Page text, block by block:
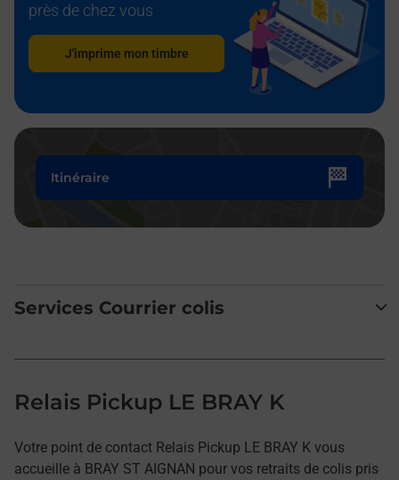
près de chez vous
J'imprime mon timbre
Itinéraire
Services Courrier colis
Relais Pickup LE BRAY K
Votre point de contact Relais Pickup LE BRAY K vous
accueille à BRAY ST AIGNAN pour vos retraits de colis pris